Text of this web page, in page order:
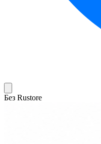
Без Rustore